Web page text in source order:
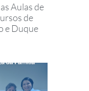
Aulas de
de
e Duque